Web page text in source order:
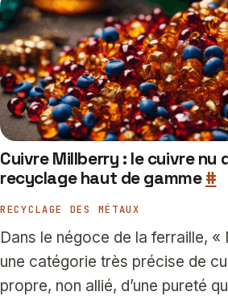
Cuivre Millberry : le cuivre nu
recyclage haut de gamme#
RECYCLAGE DES MÉTAUX
Dans le négoce de la ferraille, «
une catégorie très précise de
propre, non allié, d’une pureté